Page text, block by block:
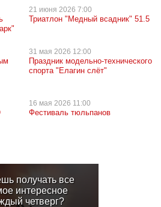
21 июня 2026 7:00
Триатлон "Медный всадник" 51.5
31 мая 2026 12:00
Праздник модельно-технического
спорта "Елагин слёт"
16 мая 2026 11:00
Фестиваль тюльпанов
получать все
интересное
четверг?